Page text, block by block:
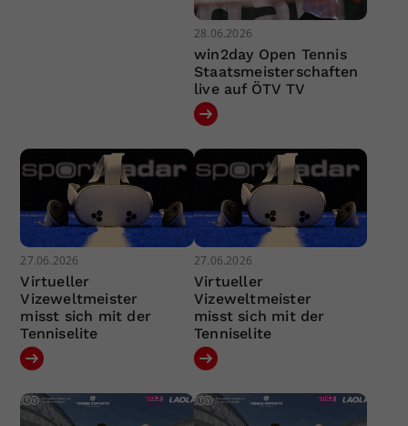
28.06.2026
win2day Open Tennis
Staatsmeisterschaften
live auf ÖTV TV
27.06.2026
Virtueller
Vizeweltmeister
misst sich mit der
Tenniselite
27.06.2026
Virtueller
Vizeweltmeister
misst sich mit der
Tenniselite